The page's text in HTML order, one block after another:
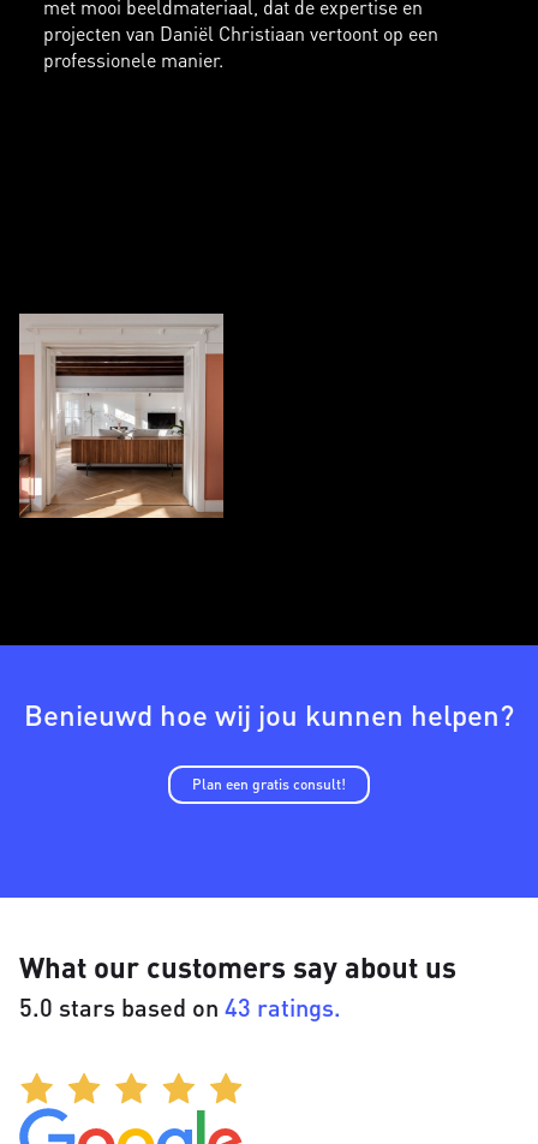
met mooi beeldmateriaal, dat de expertise en
projecten van Daniël Christiaan vertoont op een
professionele manier.
Benieuwd hoe wij jou kunnen helpen?
Plan een gratis consult!
What our customers say about us
5.0 stars based on 43 ratings.